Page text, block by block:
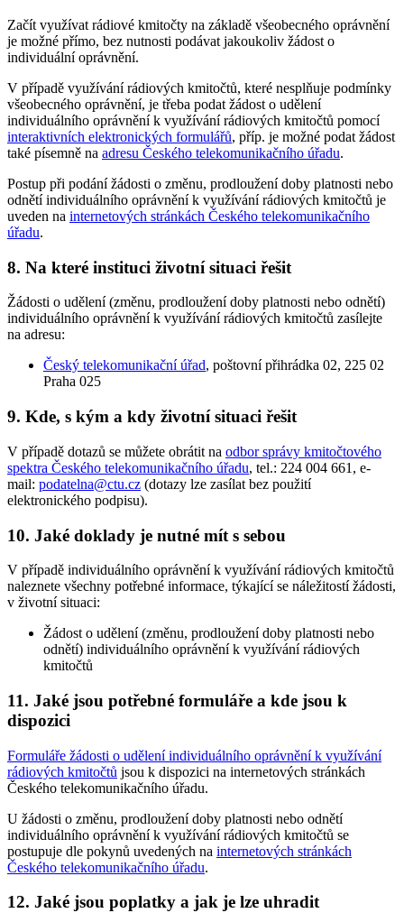
Začít využívat rádiové kmitočty na základě všeobecného oprávnění
je možné přímo, bez nutnosti podávat jakoukoliv žádost o
individuální oprávnění.
V případě využívání rádiových kmitočtů, které nesplňuje podmínky
všeobecného oprávnění, je třeba podat žádost o udělení
individuálního oprávnění k využívání rádiových kmitočtů pomocí
interaktivních elektronických formulářů, příp. je možné podat žádost
také písemně na adresu Českého telekomunikačního úřadu.
Postup při podání žádosti o změnu, prodloužení doby platnosti nebo
odnětí individuálního oprávnění k využívání rádiových kmitočtů je
uveden na internetových stránkách Českého telekomunikačního
úřadu.
8. Na které instituci životní situaci řešit
Žádosti o udělení (změnu, prodloužení doby platnosti nebo odnětí)
individuálního oprávnění k využívání rádiových kmitočtů zasílejte
na adresu:
Český telekomunikační úřad, poštovní přihrádka 02, 225 02
Praha 025
9. Kde, s kým a kdy životní situaci řešit
V případě dotazů se můžete obrátit na odbor správy kmitočtového
spektra Českého telekomunikačního úřadu, tel.: 224 004 661, e-
mail: podatelna@ctu.cz (dotazy lze zasílat bez použití
elektronického podpisu).
10. Jaké doklady je nutné mít s sebou
V případě individuálního oprávnění k využívání rádiových kmitočtů
naleznete všechny potřebné informace, týkající se náležitostí žádosti,
v životní situaci:
Žádost o udělení (změnu, prodloužení doby platnosti nebo
odnětí) individuálního oprávnění k využívání rádiových
kmitočtů
11. Jaké jsou potřebné formuláře a kde jsou k
dispozici
Formuláře žádosti o udělení individuálního oprávnění k využívání
rádiových kmitočtů jsou k dispozici na internetových stránkách
Českého telekomunikačního úřadu.
U žádosti o změnu, prodloužení doby platnosti nebo odnětí
individuálního oprávnění k využívání rádiových kmitočtů se
postupuje dle pokynů uvedených na internetových stránkách
Českého telekomunikačního úřadu.
12. Jaké jsou poplatky a jak je lze uhradit